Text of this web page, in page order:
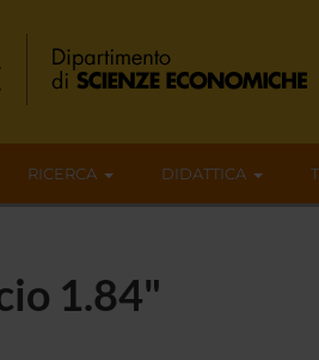
RICERCA DIDATTICA
1.84"